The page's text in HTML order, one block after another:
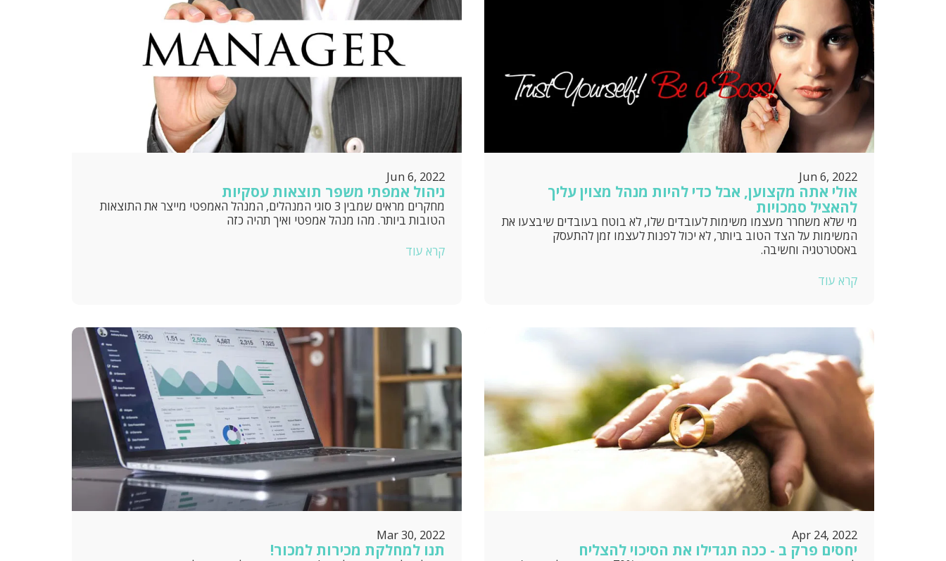
Jun 6, 2022
אולי אתה מקצוען, אבל כדי להיות מנהל מצוין עליך
להאציל סמכויות
מי שלא משחרר מעצמו משימות לעובדים שלו, לא בוטח בעובדים שיבצעו את
המשימות על הצד הטוב ביותר, לא יכול לפנות לעצמו זמן להתעסק
באסטרטגיה וחשיבה.
קרא עוד
Jun 6, 2022
ניהול אמפתי משפר תוצאות עסקיות
מחקרים מראים שמבין 3 סוגי המנהלים, המנהל האמפטי מייצר את התוצאות
הטובות ביותר. מהו מנהל אמפטי ואיך תהיה כזה
קרא עוד
Apr 24, 2022
יחסים פרק ב - ככה תגדילו את הסיכוי להצליח
Mar 30, 2022
תנו למחלקת מכירות למכור!